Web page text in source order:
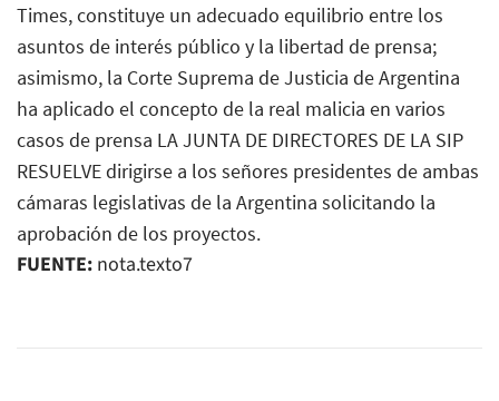
Times, constituye un adecuado equilibrio entre los
asuntos de interés público y la libertad de prensa;
asimismo, la Corte Suprema de Justicia de Argentina
ha aplicado el concepto de la real malicia en varios
casos de prensa LA JUNTA DE DIRECTORES DE LA SIP
RESUELVE dirigirse a los señores presidentes de ambas
cámaras legislativas de la Argentina solicitando la
aprobación de los proyectos.
FUENTE: nota.texto7